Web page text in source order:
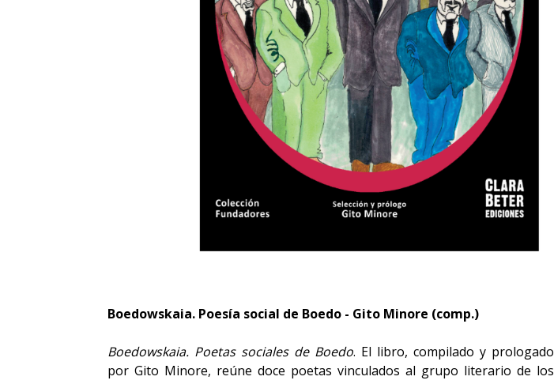
Boedowskaia. Poesía social de Boedo - Gito Minore (comp.)
Boedowskaia. Poetas sociales de Boedo. El libro, compilado y prologado
por Gito Minore, reúne doce poetas vinculados al grupo literario de los